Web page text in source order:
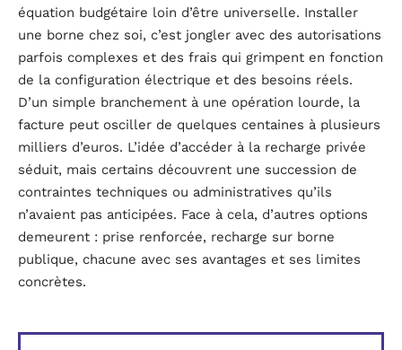
équation budgétaire loin d’être universelle. Installer
une borne chez soi, c’est jongler avec des autorisations
parfois complexes et des frais qui grimpent en fonction
de la configuration électrique et des besoins réels.
D’un simple branchement à une opération lourde, la
facture peut osciller de quelques centaines à plusieurs
milliers d’euros. L’idée d’accéder à la recharge privée
séduit, mais certains découvrent une succession de
contraintes techniques ou administratives qu’ils
n’avaient pas anticipées. Face à cela, d’autres options
demeurent : prise renforcée, recharge sur borne
publique, chacune avec ses avantages et ses limites
concrètes.